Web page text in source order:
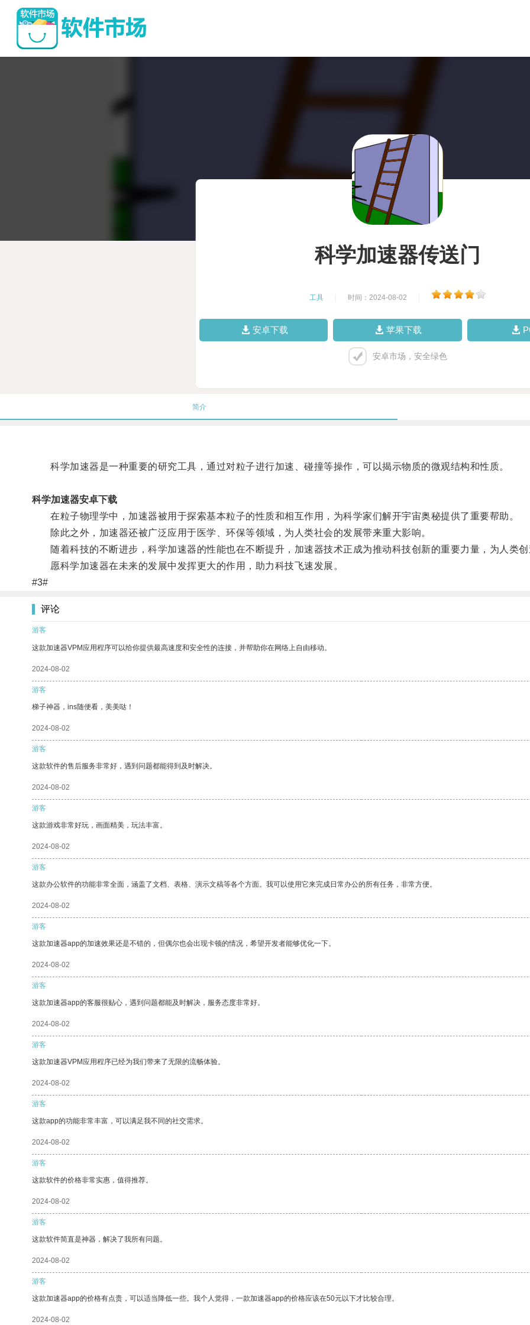
科学加速器传送门
工具 时间：2024-08-02
安卓下载 苹果下载
安卓市场，安全绿色
简介
科学加速器是一种重要的研究工具，通过对粒子进行加速、碰撞等操作，可以揭示物质的微观结构和性质。
科学加速器安卓下载
在粒子物理学中，加速器被用于探索基本粒子的性质和相互作用，为科学家们解开宇宙奥秘提供了重要帮助。
除此之外，加速器还被广泛应用于医学、环保等领域，为人类社会的发展带来重大影响。
随着科技的不断进步，科学加速器的性能也在不断提升，加速器技术正成为推动科技创新的重要力量，为人类创
愿科学加速器在未来的发展中发挥更大的作用，助力科技飞速发展。
#3#
评论
游客
这款加速器VPM应用程序可以给你提供最高速度和安全性的连接，并帮助你在网络上自由移动。
2024-08-02
游客
梯子神器，ins随便看，美美哒！
2024-08-02
游客
这款软件的售后服务非常好，遇到问题都能得到及时解决。
2024-08-02
游客
这款游戏非常好玩，画面精美，玩法丰富。
2024-08-02
游客
这款办公软件的功能非常全面，涵盖了文档、表格、演示文稿等各个方面。我可以使用它来完成日常办公的所有任务，非常方便。
2024-08-02
游客
这款加速器app的加速效果还是不错的，但偶尔也会出现卡顿的情况，希望开发者能够优化一下。
2024-08-02
游客
这款加速器app的客服很贴心，遇到问题都能及时解决，服务态度非常好。
2024-08-02
游客
这款加速器VPM应用程序已经为我们带来了无限的流畅体验。
2024-08-02
游客
这款app的功能非常丰富，可以满足我不同的社交需求。
2024-08-02
游客
这款软件的价格非常实惠，值得推荐。
2024-08-02
游客
这款软件简直是神器，解决了我所有问题。
2024-08-02
游客
这款加速器app的价格有点贵，可以适当降低一些。我个人觉得，一款加速器app的价格应该在50元以下才比较合理。
2024-08-02